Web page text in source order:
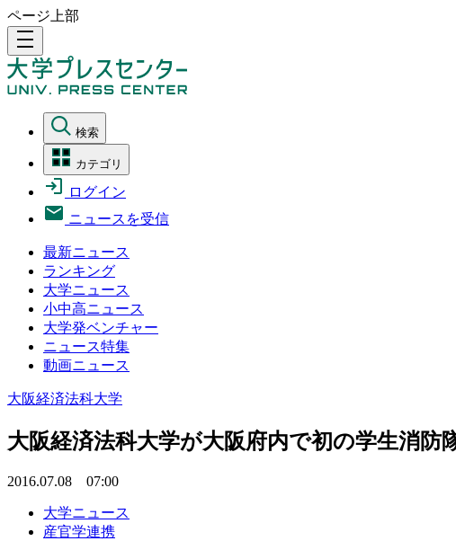
ページ上部
density_medium
検索
カテゴリ
ログイン
ニュースを受信
最新ニュース
ランキング
大学ニュース
小中高ニュース
大学発ベンチャー
ニュース特集
動画ニュース
大阪経済法科大学
大阪経済法科大学が大阪府内で初の学生消
2016.07.08 07:00
大学ニュース
産官学連携